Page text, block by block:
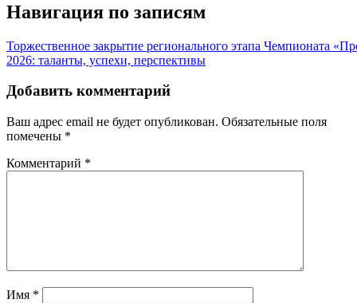
Навигация по записям
Торжественное закрытие регионального этапа Чемпионата
2026: таланты, успехи, перспективы
Добавить комментарий
Ваш адрес email не будет опубликован. Обязательные поля
помечены *
Комментарий *
Имя *